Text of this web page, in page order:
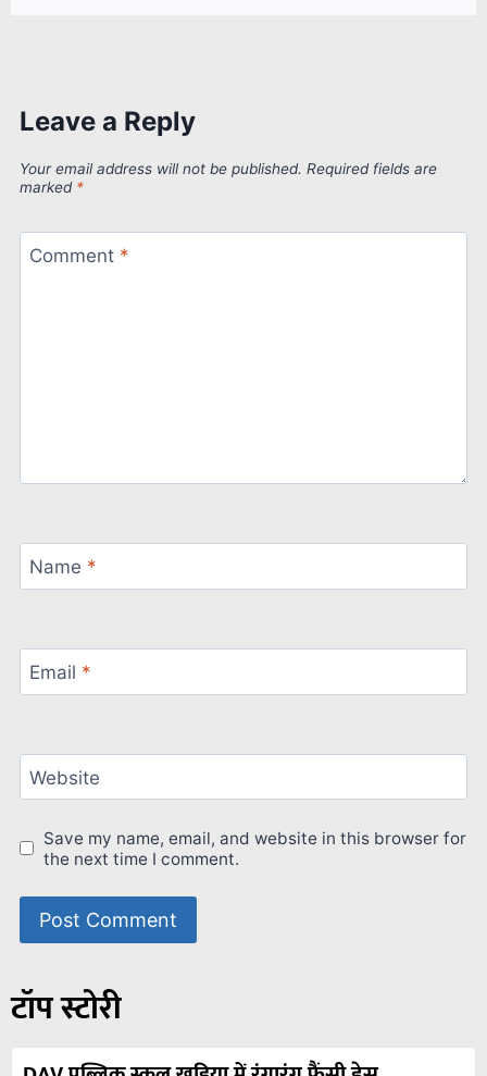
Leave a Reply
Your email address will not be published. Required fields are
marked *
Comment *
Name *
Email *
Website
Save my name, email, and website in this browser for
the next time I comment.
टॉप स्टोरी